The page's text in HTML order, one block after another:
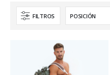
FILTROS